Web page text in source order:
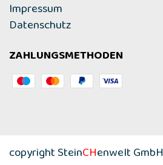
Impressum
Datenschutz
ZAHLUNGSMETHODEN
copyright SteinCHenwelt GmbH